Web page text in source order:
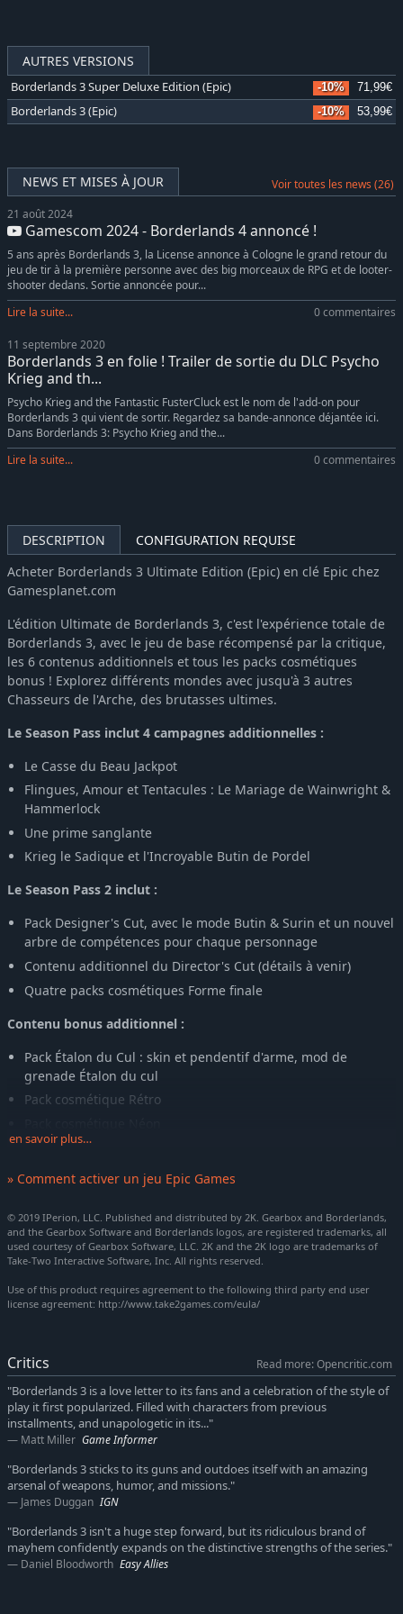
AUTRES VERSIONS
Borderlands 3 Super Deluxe Edition (Epic) -10% 71,99€
Borderlands 3 (Epic) -10% 53,99€
NEWS ET MISES À JOUR Voir toutes les news (26)
21 août 2024
Gamescom 2024 - Borderlands 4 annoncé !
5 ans après Borderlands 3, la License annonce à Cologne le grand retour du
jeu de tir à la première personne avec des big morceaux de RPG et de looter-
shooter dedans. Sortie annoncée pour...
Lire la suite...
0 commentaires
11 septembre 2020
Borderlands 3 en folie ! Trailer de sortie du DLC Psycho
Krieg and th...
Psycho Krieg and the Fantastic FusterCluck est le nom de l'add-on pour
Borderlands 3 qui vient de sortir. Regardez sa bande-annonce déjantée ici.
Dans Borderlands 3: Psycho Krieg and the...
Lire la suite...
0 commentaires
DESCRIPTION
CONFIGURATION REQUISE
Acheter Borderlands 3 Ultimate Edition (Epic) en clé Epic chez
Gamesplanet.com
L'édition Ultimate de Borderlands 3, c'est l'expérience totale de
Borderlands 3, avec le jeu de base récompensé par la critique,
les 6 contenus additionnels et tous les packs cosmétiques
bonus ! Explorez différents mondes avec jusqu'à 3 autres
Chasseurs de l'Arche, des brutasses ultimes.
Le Season Pass inclut 4 campagnes additionnelles :
Le Casse du Beau Jackpot
Flingues, Amour et Tentacules : Le Mariage de Wainwright &
Hammerlock
Une prime sanglante
Krieg le Sadique et l'Incroyable Butin de Pordel
Le Season Pass 2 inclut :
Pack Designer's Cut, avec le mode Butin & Surin et un nouvel
arbre de compétences pour chaque personnage
Contenu additionnel du Director's Cut (détails à venir)
Quatre packs cosmétiques Forme finale
Contenu bonus additionnel :
Pack Étalon du Cul : skin et pendentif d'arme, mod de
grenade Étalon du cul
Pack cosmétique Rétro
Pack cosmétique Gearbox
Pack d'armes Boîte à jouets
Key Features
UNE AVENTURE COMPLÈTEMENT FOLLE
Empêchez les Jumeaux Calypso d'unifier les clans de bandits et
de mettre la main sur le plus grand pouvoir de la galaxie. Seul
VOTRE CHASSEUR DE L'ARCHE, VOTRE STYLE DE JEU
Incarnez l'un des quatre nouveaux Chasseurs de l'Arche, avec
chacun ses compétences, son style de jeu et ses options de
en solo, mais ensemble, rien ne pourra les arrêter.
Moze L'ARTILLEUSE : quand Moze a besoin d'un coup de
main, elle fait apparaître son méca, l'Ours de fer, pour une
puissance de feu phénoménale.
Amara LA SIRÈNE : cette combattante douée et sûre d'elle
en savoir plus…
» Comment activer un jeu Epic Games
© 2019 IPerion, LLC. Published and distributed by 2K. Gearbox and Borderlands,
and the Gearbox Software and Borderlands logos, are registered trademarks, all
used courtesy of Gearbox Software, LLC. 2K and the 2K logo are trademarks of
Take-Two Interactive Software, Inc. All rights reserved.
Use of this product requires agreement to the following third party end user
license agreement: http://www.take2games.com/eula/
Critics
Read more: Opencritic.com
"Borderlands 3 is a love letter to its fans and a celebration of the style of
play it first popularized. Filled with characters from previous
installments, and unapologetic in its..."
Matt Miller Game Informer
"Borderlands 3 sticks to its guns and outdoes itself with an amazing
arsenal of weapons, humor, and missions."
James Duggan IGN
"Borderlands 3 isn't a huge step forward, but its ridiculous brand of
mayhem confidently expands on the distinctive strengths of the series."
Daniel Bloodworth Easy Allies